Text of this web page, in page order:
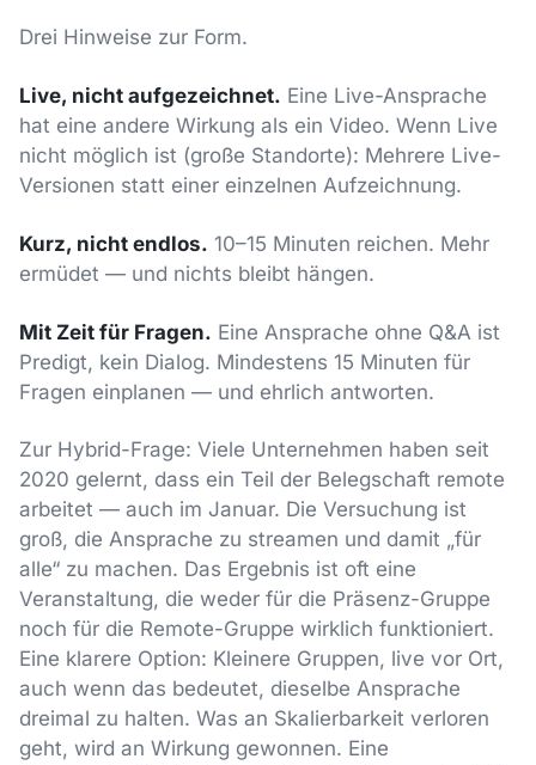
Drei Hinweise zur Form.
Live, nicht aufgezeichnet. Eine Live-Ansprache
hat eine andere Wirkung als ein Video. Wenn Live
nicht möglich ist (große Standorte): Mehrere Live-
Versionen statt einer einzelnen Aufzeichnung.
Kurz, nicht endlos. 10–15 Minuten reichen. Mehr
ermüdet — und nichts bleibt hängen.
Mit Zeit für Fragen. Eine Ansprache ohne Q&A ist
Predigt, kein Dialog. Mindestens 15 Minuten für
Fragen einplanen — und ehrlich antworten.
Zur Hybrid-Frage: Viele Unternehmen haben seit
2020 gelernt, dass ein Teil der Belegschaft remote
arbeitet — auch im Januar. Die Versuchung ist
groß, die Ansprache zu streamen und damit „für
alle“ zu machen. Das Ergebnis ist oft eine
Veranstaltung, die weder für die Präsenz-Gruppe
noch für die Remote-Gruppe wirklich funktioniert.
Eine klarere Option: Kleinere Gruppen, live vor Ort,
auch wenn das bedeutet, dieselbe Ansprache
dreimal zu halten. Was an Skalierbarkeit verloren
geht, wird an Wirkung gewonnen. Eine